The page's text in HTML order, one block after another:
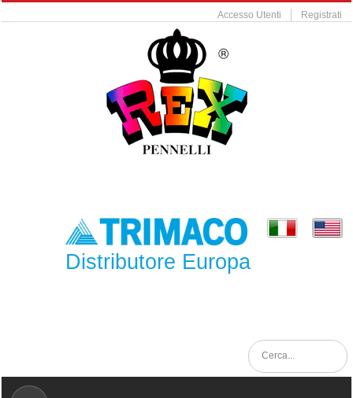
Accesso Utenti Registrati
Distributore Europa